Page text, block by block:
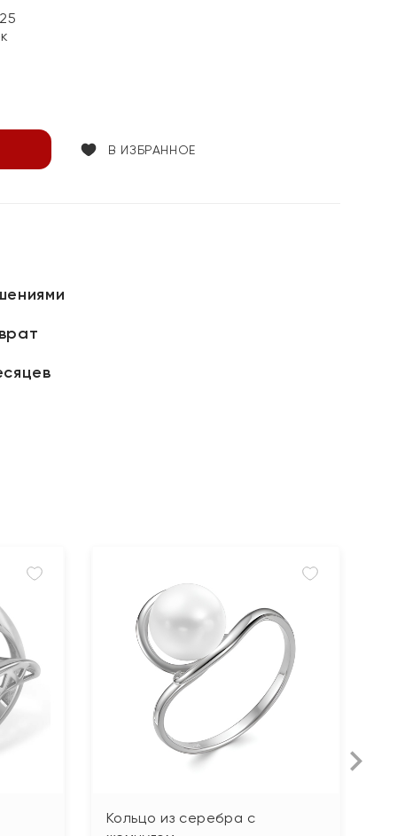
В ИЗБРАННОЕ
Кольцо из серебра с